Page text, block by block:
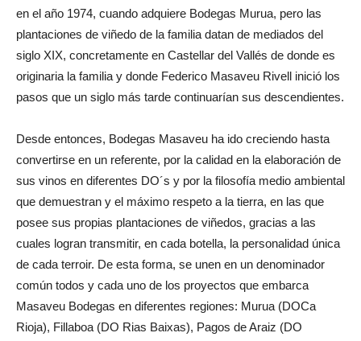
en el año 1974, cuando adquiere Bodegas Murua, pero las
plantaciones de viñedo de la familia datan de mediados del
siglo XIX, concretamente en Castellar del Vallés de donde es
originaria la familia y donde Federico Masaveu Rivell inició los
pasos que un siglo más tarde continuarían sus descendientes.
Desde entonces, Bodegas Masaveu ha ido creciendo hasta
convertirse en un referente, por la calidad en la elaboración de
sus vinos en diferentes DO´s y por la filosofía medio ambiental
que demuestran y el máximo respeto a la tierra, en las que
posee sus propias plantaciones de viñedos, gracias a las
cuales logran transmitir, en cada botella, la personalidad única
de cada terroir. De esta forma, se unen en un denominador
común todos y cada uno de los proyectos que embarca
Masaveu Bodegas en diferentes regiones: Murua (DOCa
Rioja), Fillaboa (DO Rias Baixas), Pagos de Araiz (DO